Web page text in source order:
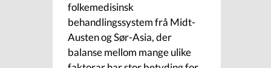
folkemedisinsk
behandlingssystem frå Midt-
Austen og Sør-Asia, der
balanse mellom mange ulike